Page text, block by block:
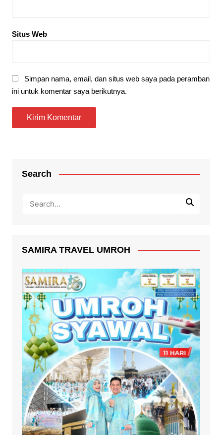
Situs Web
Simpan nama, email, dan situs web saya pada peramban
ini untuk komentar saya berikutnya.
Search
SAMIRA TRAVEL UMROH